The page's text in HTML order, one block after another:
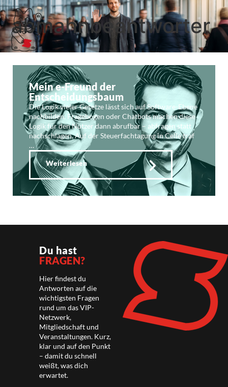
abmahnbeantworter
Mein e-Freund der
Entscheidungsbaum
Die Logik vieler Gesetze lässt sich auf Software-Ebene
nachbilden. Fragebogen oder Chatbots machen diese
Logik für den Nutzer dann abrufbar – abfragen statt
nachschlagen. Auf der Steuerfachtagung in Celle traf
…
Weiterlesen
Du hast
FRAGEN?
Hier findest du
Antworten auf die
wichtigsten Fragen
rund um das VIP-
Netzwerk,
Mitgliedschaft und
Veranstaltungen. Kurz,
klar und auf den Punkt
– damit du schnell
weißt, was dich
erwartet.